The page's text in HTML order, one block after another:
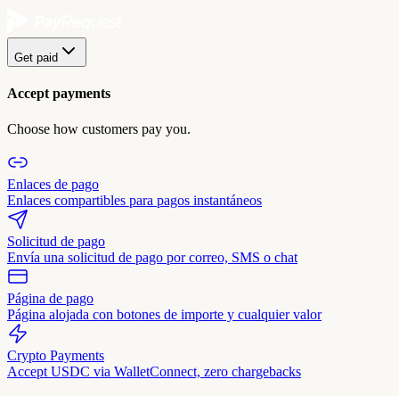
Get paid
Accept payments
Choose how customers pay you.
Enlaces de pago
Enlaces compartibles para pagos instantáneos
Solicitud de pago
Envía una solicitud de pago por correo, SMS o chat
Página de pago
Página alojada con botones de importe y cualquier valor
Crypto Payments
Accept USDC via WalletConnect, zero chargebacks